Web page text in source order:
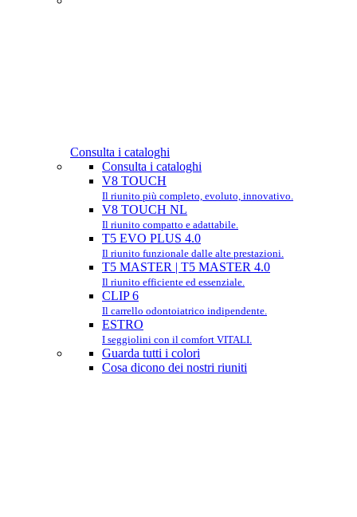
Consulta i cataloghi
Consulta i cataloghi
V8 TOUCH
Il riunito più completo, evoluto, innovativo.
V8 TOUCH NL
Il riunito compatto e adattabile.
T5 EVO PLUS 4.0
Il riunito funzionale dalle alte prestazioni.
T5 MASTER | T5 MASTER 4.0
Il riunito efficiente ed essenziale.
CLIP 6
Il carrello odontoiatrico indipendente.
ESTRO
I seggiolini con il comfort VITALI.
Guarda tutti i colori
Cosa dicono dei nostri riuniti